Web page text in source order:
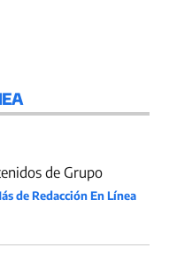
de Grupo
de Redacción En Línea